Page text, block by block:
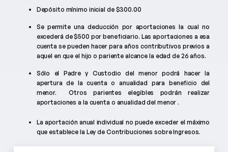
Depósito mínimo inicial de $300.00
Se permite una deducción por aportaciones la cual no
excederá de $500 por beneficiario. Las aportaciones a esa
cuenta se pueden hacer para años contributivos previos a
aquel en que el hijo o pariente alcance la edad de 26 años.
Sólo el Padre y Custodio del menor podrá hacer la
apertura de la cuenta o anualidad para beneficio del
menor. Otros parientes elegibles podrán realizar
aportaciones a la cuenta o anualidad del menor .
La aportación anual individual no puede exceder el máximo
que establece la Ley de Contribuciones sobre Ingresos.